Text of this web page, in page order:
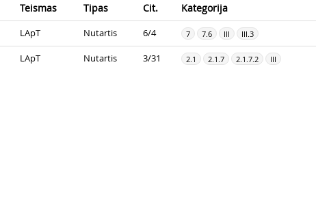
Teismas Tipas Cit. Kategorija
LApT Nutartis 6/4 7 7.6 III III.3
LApT Nutartis 3/31 2.1 2.1.7 2.1.7.2 III